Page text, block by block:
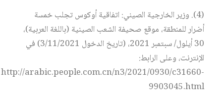
(4). وزير الخارجية الصيني: اتفاقية أوكوس تجلب خمسة
أضرار للمنطقة، موقع صحيفة الشعب الصينية (باللغة العربية)،
30 أيلول/ سبتمبر 2021، (تاريخ الدخول 3/11/2021) في
الإنترنت، وعلى الرابط:
http://arabic.people.com.cn/n3/2021/0930/c31660-
9903045.html